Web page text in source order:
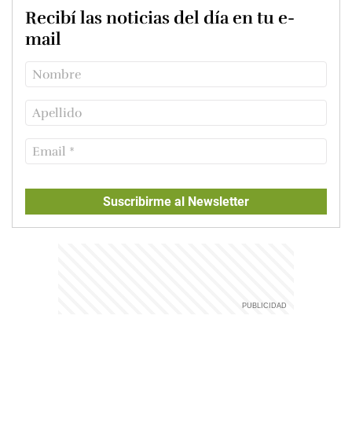
Recibí las noticias del día en tu e-
mail
Suscribirme al Newsletter